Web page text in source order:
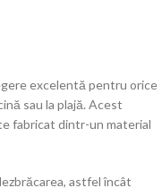
excelentă pentru orice
sau la plajă. Acest
fabricat dintr-un material
astfel încât